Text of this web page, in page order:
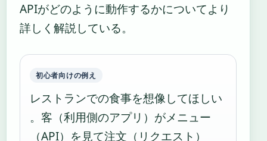
APIがどのように動作するかについてより
詳しく解説している。
初心者向けの例え
レストランでの食事を想像してほしい
。客（利用側のアプリ）がメニュー
（API）を見て注文（リクエスト）